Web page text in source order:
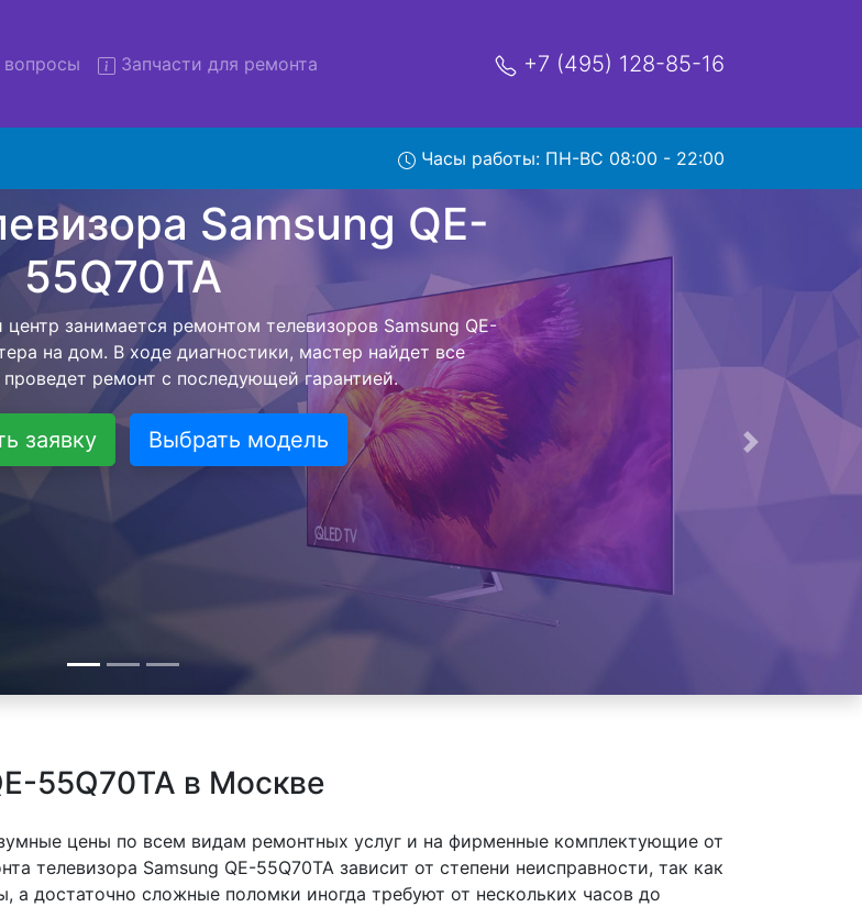
вопросы Запчасти для ремонта +7 (495) 128-85-16
Часы работы: ПН-ВС 08:00 - 22:00
Samsung QE-
с вывозом в сервис
QE-55Q70TA с вывозом в сервисный центр и обратно
услуги, специалист заберет Ваш телевизор для
ремонта. Оговоренная стоимость ремонта
при возвращении видеотехники обратно.
заявку Выбрать модель
Следующая
55Q70TA в Москве
цены по всем видам ремонтных услуг и на фирменные комплектующие от
телевизора Samsung QE-55Q70TA зависит от степени неисправности, так как
а достаточно сложные поломки иногда требуют от нескольких часов до